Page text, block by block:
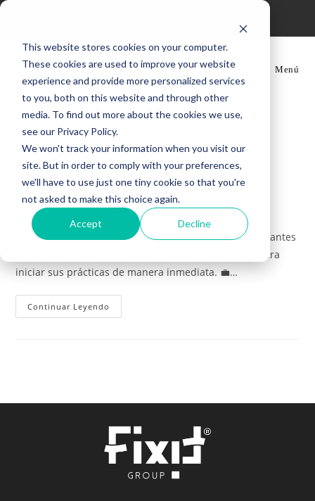
This website stores cookies on your computer.
These cookies are used to improve your website
experience and provide more personalized services
to you, both on this website and through other
media. To find out more about the cookies we use,
see our Privacy Policy.
We won't track your information when you visit our
site. But in order to comply with your preferences,
we'll have to use just one tiny cookie so that you're
not asked to make this choice again.
Accept Decline
Ir
contenido
Menú
Aprendiz técnico y/o técnologo
Autor
la
entrada:
Esmeralda Arguello
Publicación
la
entrada:
marzo 19, 2026
🚀 ¡En FIXIT GROUP estamos buscando talento en
formación! Queremos sumar a nuestro equipo practicantes
de cualquier programa académico que estén listos para
iniciar sus prácticas de manera inmediata. 💼…
Continuar Leyendo
Técnico